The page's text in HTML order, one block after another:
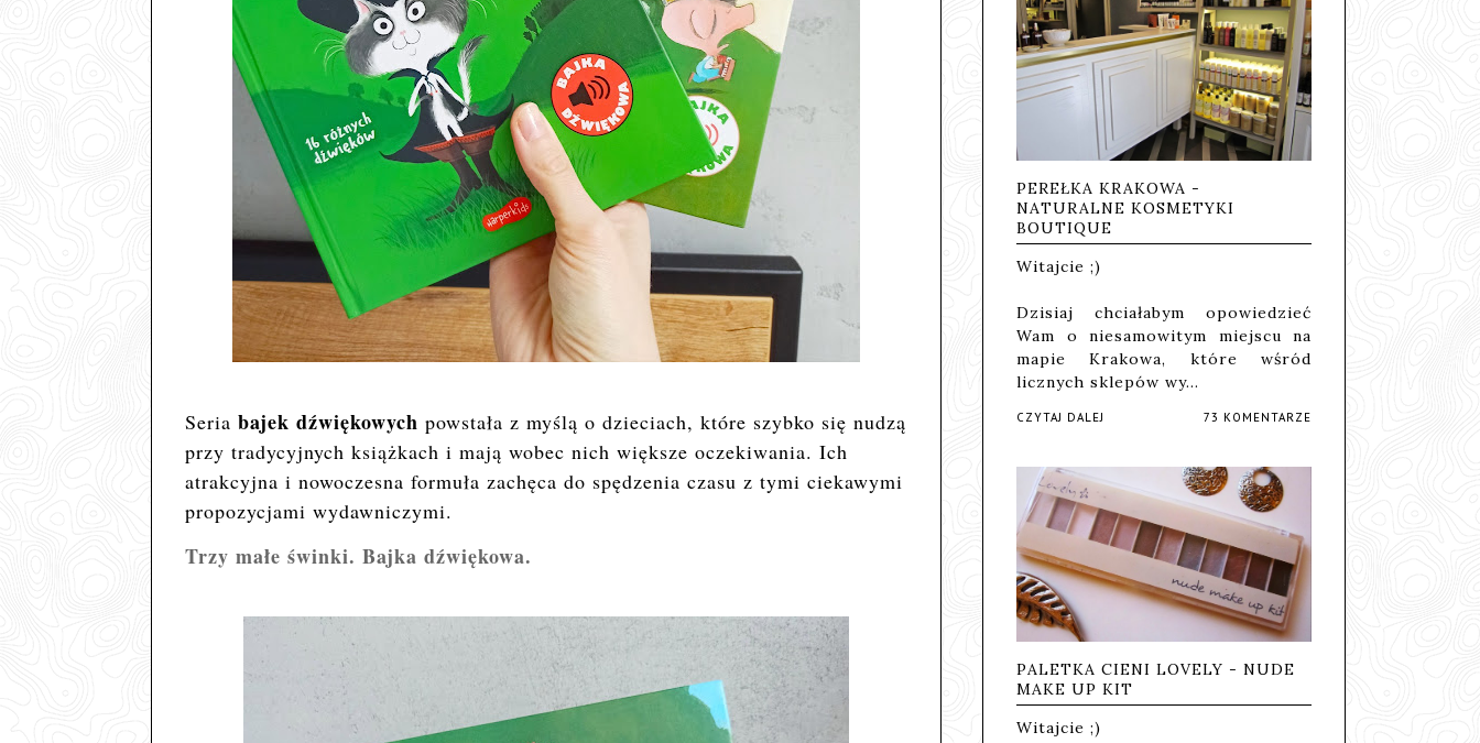
Seria bajek dźwiękowych powstała z myślą o dzieciach, które szybko się nudzą
przy tradycyjnych książkach i mają wobec nich większe oczekiwania. Ich
atrakcyjna i nowoczesna formuła zachęca do spędzenia czasu z tymi ciekawymi
propozycjami wydawniczymi.
Trzy małe świnki. Bajka dźwiękowa.
PEREŁKA KRAKOWA -
NATURALNE KOSMETYKI
BOUTIQUE
Witajcie ;)
Dzisiaj chciałabym opowiedzieć
Wam o niesamowitym miejscu na
mapie Krakowa, które wśród
licznych sklepów wy…
CZYTAJ DALEJ 73 KOMENTARZE
PALETKA CIENI LOVELY - NUDE
MAKE UP KIT
Witajcie ;)